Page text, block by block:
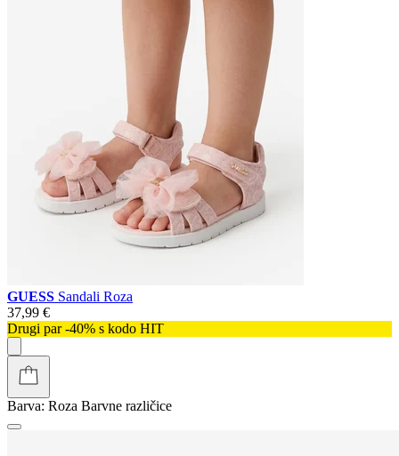
GUESS Sandali Roza
37,99 €
Drugi par -40% s kodo HIT
Barva: Roza Barvne različice